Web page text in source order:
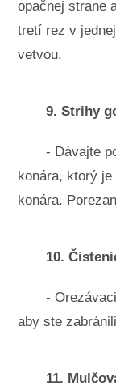
opačnej strane
tretí rez v
vetvou.
9. Strihy
- Dávajte
konára, ktorý
konára.
10.
-
aby ste
11.